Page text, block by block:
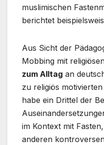
muslimischen
berichtet
Aus Sicht der
Mobbing mit
zum Alltag an
zu religiös
habe ein Drittel der
im Kontext mit
anderen